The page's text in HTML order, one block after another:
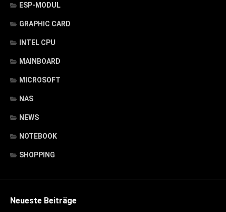
ESP-MODUL
GRAPHIC CARD
INTEL CPU
MAINBOARD
MICROSOFT
NAS
NEWS
NOTEBOOK
SHOPPING
Neueste Beiträge